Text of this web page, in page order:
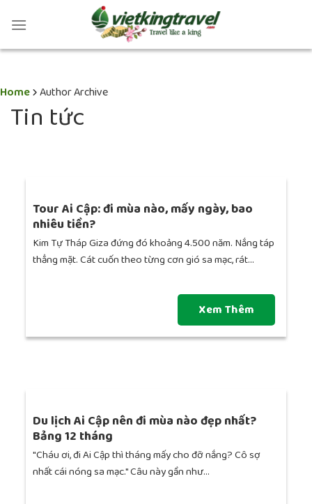
Home Author Archive
Tin tức
Tour Ai Cập: đi mùa nào, mấy ngày, bao
nhiêu tiền?
Kim Tự Tháp Giza đứng đó khoảng 4.500 năm. Nắng táp
thẳng mặt. Cát cuốn theo từng cơn gió sa mạc, rát...
Xem Thêm
Du lịch Ai Cập nên đi mùa nào đẹp nhất?
Bảng 12 tháng
"Cháu ơi, đi Ai Cập thì tháng mấy cho đỡ nắng? Cô sợ
nhất cái nóng sa mạc." Câu này gần như...